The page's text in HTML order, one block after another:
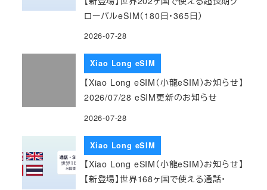
ローバルeSIM（180日・365日）
2026-07-28
Xiao Long eSIM
【Xiao Long eSIM（小龍eSIM）お知らせ】
2026/07/28 eSIM更新のお知らせ
2026-07-28
Xiao Long eSIM
【Xiao Long eSIM（小龍eSIM）お知らせ】
【新登場】世界168ヶ国で使える通話・